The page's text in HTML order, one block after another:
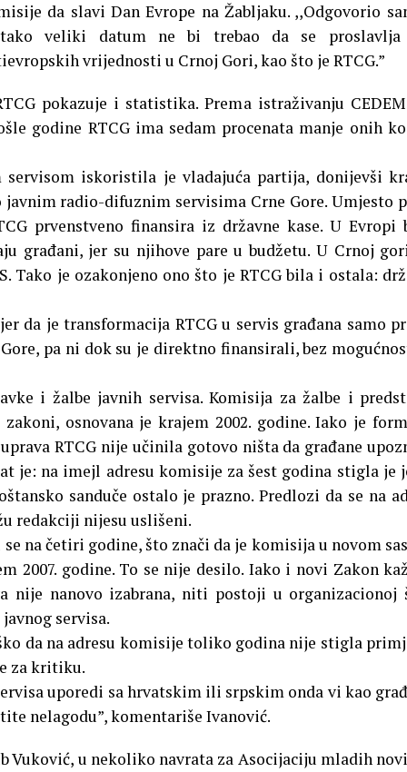
da slavi Dan Evrope na Žabljaku. ,,Odgovorio
veliki datum ne bi trebao da se proslavlja
vrijednosti u Crnoj Gori, kao što je RTCG.”
pokazuje i statistika. Prema istraživanju
godine RTCG ima sedam procenata manje onih
servisom iskoristila je vladajuća partija, donijevši
radio-difuznim servisima Crne Gore. Umjesto
prvenstveno finansira iz državne kase. U Evropi
građani, jer su njihove pare u budžetu. U Crnoj
Tako je ozakonjeno ono što je RTCG bila i ostala:
da je transformacija RTCG u servis građana samo
pa ni dok su je direktno finansirali, bez
i žalbe javnih servisa. Komisija za žalbe i
osnovana je krajem 2002. godine. Iako je
RTCG nije učinila gotovo ništa da građane
je: na imejl adresu komisije za šest godina stigla je
sanduče ostalo je prazno. Predlozi da se na
redakciji nijesu uslišeni.
na četiri godine, što znači da je komisija u novom
2007. godine. To se nije desilo. Iako i novi Zakon
nije nanovo izabrana, niti postoji u organizacionoj
servisa.
da na adresu komisije toliko godina nije stigla
za kritiku.
uporedi sa hrvatskim ili srpskim onda vi kao
nelagodu”, komentariše Ivanović.
Vuković, u nekoliko navrata za Asocijaciju mladih